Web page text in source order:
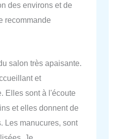
des environs et de
recommande
salon très apaisante.
et
Elles sont à l'écoute
et elles donnent de
Les manucures, sont